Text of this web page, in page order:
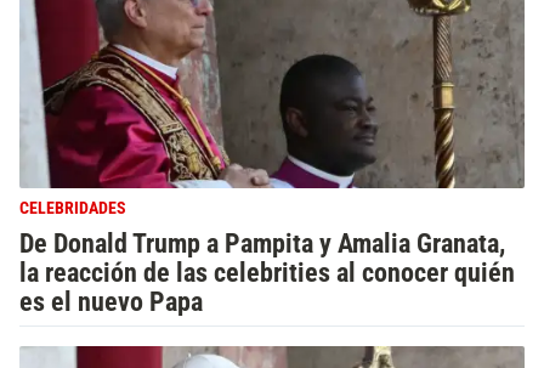
CELEBRIDADES
De Donald Trump a Pampita y Amalia Granata,
la reacción de las celebrities al conocer quién
es el nuevo Papa